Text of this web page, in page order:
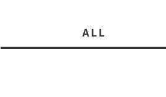
ALL